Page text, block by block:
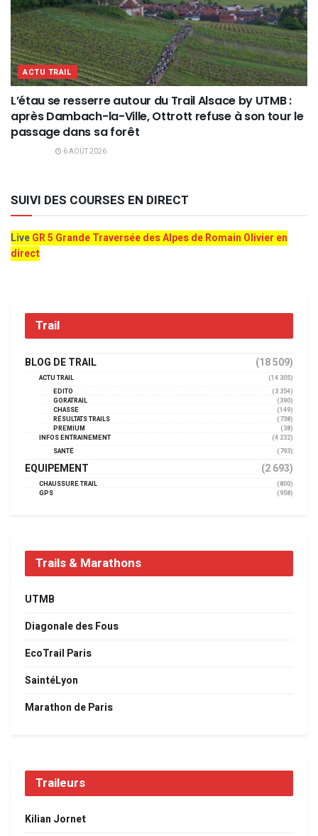
ACTU TRAIL
L’étau se resserre autour du Trail Alsace by UTMB :
après Dambach-la-Ville, Ottrott refuse à son tour le
passage dans sa forêt
6 AOÛT 2026
SUIVI DES COURSES EN DIRECT
LiveGR 5 Grande Traversée des Alpes de Romain Olivier en
direct
Trail
BLOG DE TRAIL (18 509)
ACTU TRAIL
(14 305)
EDITO
(3 354)
GORATRAIL
(390)
CHASSE
(149)
RÉSULTATS TRAILS
(738)
PREMIUM
(38)
INFOS ENTRAINEMENT
(4 232)
SANTÉ
(793)
EQUIPEMENT (2 693)
CHAUSSURE TRAIL
(800)
GPS
(958)
Trails & Marathons
UTMB
Diagonale des Fous
EcoTrail Paris
SaintéLyon
Marathon de Paris
Traileurs
Kilian Jornet